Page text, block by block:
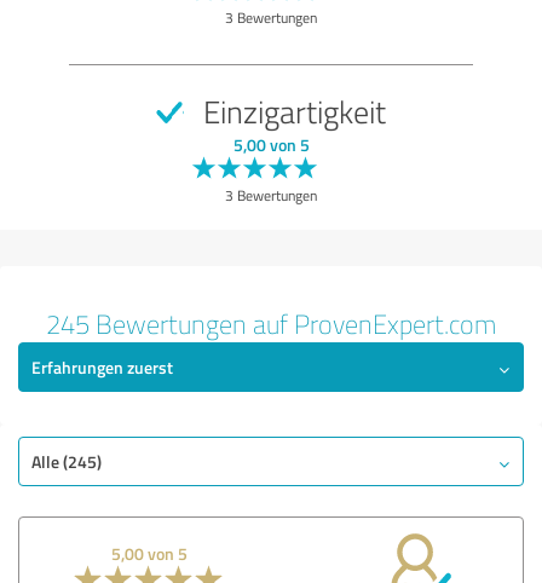
3 Bewertungen
Einzigartigkeit
5,00 von 5
3 Bewertungen
245 Bewertungen auf ProvenExpert.com
Erfahrungen zuerst
Alle (245)
5,00 von 5